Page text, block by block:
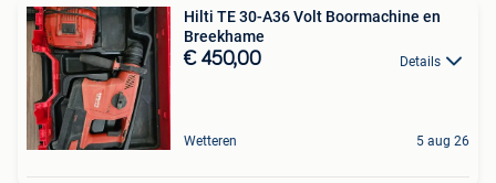
Hilti TE 30-A36 Volt Boormachine en
Breekhame
€ 450,00 Details
Wetteren 5 aug 26